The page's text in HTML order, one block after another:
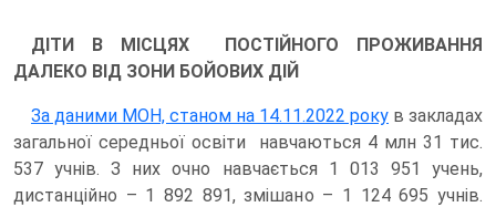
ДІТИ В МІСЦЯХ ПОСТІЙНОГО ПРОЖИВАННЯ
ДАЛЕКО ВІД ЗОНИ БОЙОВИХ ДІЙ
За даними МОН, станом на 14.11.2022 року в закладах
загальної середньої освіти навчаються 4 млн 31 тис.
537 учнів. З них очно навчається 1 013 951 учень,
дистанційно – 1 892 891, змішано – 1 124 695 учнів.